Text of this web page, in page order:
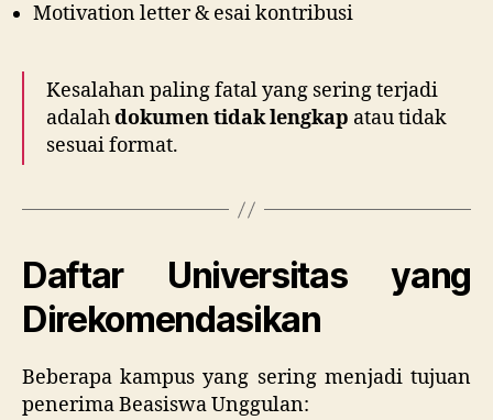
Motivation letter & esai kontribusi
Kesalahan paling fatal yang sering terjadi
adalahdokumen tidak lengkap atau tidak
sesuai format.
Daftar Universitas yang
Direkomendasikan
Beberapa kampus yang sering menjadi tujuan
penerima Beasiswa Unggulan: